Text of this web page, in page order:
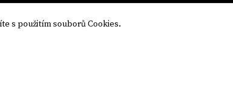
s použitím souborů Cookies.